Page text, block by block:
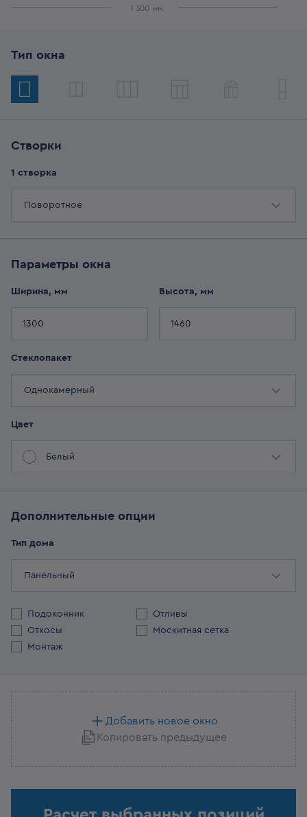
1 300 мм
Тип окна
Створки
1 створка
Поворотное
Параметры окна
Ширина, мм Высота, мм
Стеклопакет
Однокамерный
Цвет
Белый
Дополнительные опции
Тип дома
Панельный
Подоконник
Отливы
Откосы
Москитная сетка
Монтаж
Добавить новое окно
Копировать предыдущее